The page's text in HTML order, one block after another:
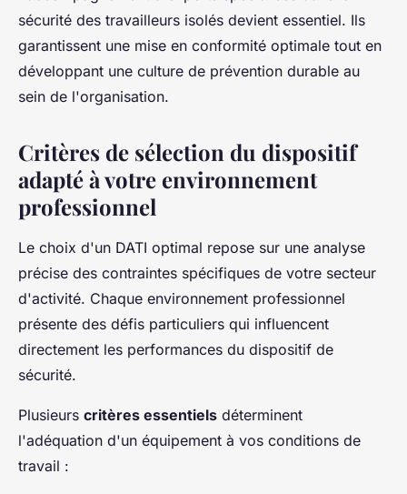
sécurité des travailleurs isolés devient essentiel. Ils
garantissent une mise en conformité optimale tout en
développant une culture de prévention durable au
sein de l'organisation.
Critères de sélection du dispositif
adapté à votre environnement
professionnel
Le choix d'un DATI optimal repose sur une analyse
précise des contraintes spécifiques de votre secteur
d'activité. Chaque environnement professionnel
présente des défis particuliers qui influencent
directement les performances du dispositif de
sécurité.
Plusieurs critères essentiels déterminent
l'adéquation d'un équipement à vos conditions de
travail :